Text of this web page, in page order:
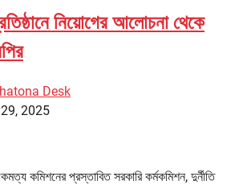
নিয়োগের আলোচনা থেকে
Desk
2025
কমিশনের প্রস্তাবিত সরকারি কর্মকমিশন, দুর্নীতি